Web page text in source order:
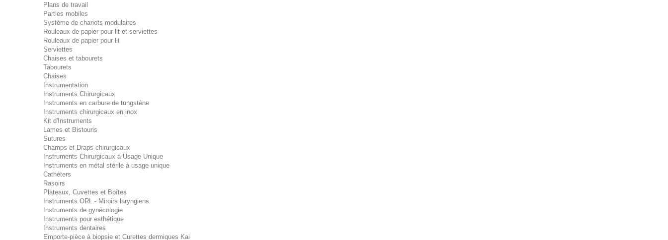
Plans de travail
Parties mobiles
Système de chariots modulaires
Rouleaux de papier pour lit et serviettes
Rouleaux de papier pour lit
Serviettes
Chaises et tabourets
Tabourets
Chaises
Instrumentation
Instruments Chirurgicaux
Instruments en carbure de tungstène
Instruments chirurgicaux en inox
Kit d'Instruments
Lames et Bistouris
Sutures
Champs et Draps chirurgicaux
Instruments Chirurgicaux à Usage Unique
Instruments en métal stérile à usage unique
Cathéters
Rasoirs
Plateaux, Cuvettes et Boîtes
Instruments ORL - Miroirs laryngiens
Instruments de gynécologie
Instruments pour esthétique
Instruments dentaires
Emporte-pièce à biopsie et Curettes dermiques Kai